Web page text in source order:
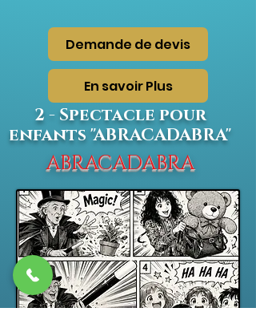
Demande de devis
En savoir Plus
2 - Spectacle pour
enfants "ABRACADABRA"
ABRACADABRA